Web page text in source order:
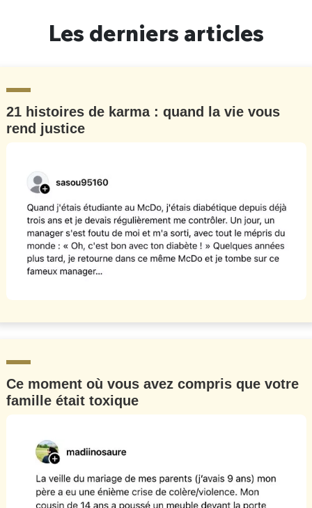
Les derniers articles
21 histoires de karma : quand la vie vous
rend justice
Ce moment où vous avez compris que votre
famille était toxique
Un Thread